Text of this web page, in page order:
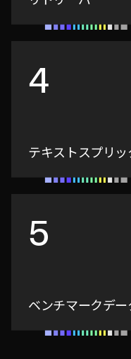
4
テキストスプリッ
5
ベンチマークデー